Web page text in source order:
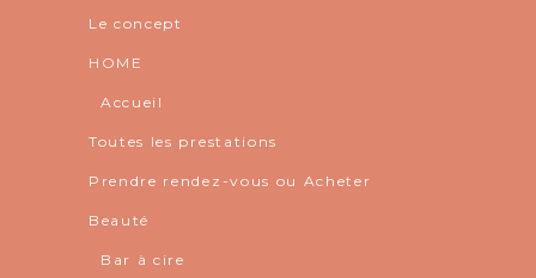
Le concept
HOME
Accueil
Toutes les prestations
Prendre rendez-vous ou Acheter
Beauté
Bar à cire